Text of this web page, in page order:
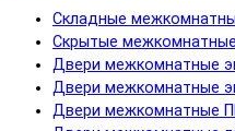
Складные
Скрытые
Двери межкомнатные
Двери межкомнатные
Двери межкомнатные